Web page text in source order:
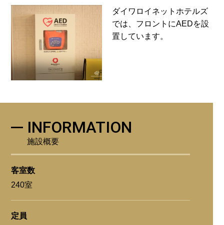
ダイワロイネットホテルズ
では、フロントにAEDを設
置しています。
INFORMATION
施設概要
客室数
240室
定員